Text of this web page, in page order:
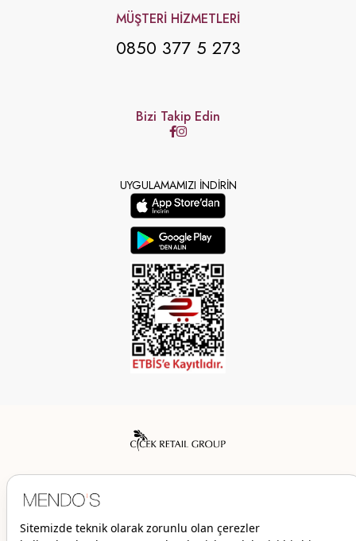
MÜŞTERİ HİZMETLERİ
0850 377 5 273
Bizi Takip Edin
UYGULAMAMIZI İNDİRİN
© 2026 Mendo’s | Her hakkı saklıdır.